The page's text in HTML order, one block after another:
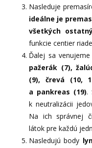
Nasleduje
ideálne je
všetkých
funkcie centier
Ďalej sa
pažerák (7),
(9),črevá (10,
a pankreas (19).
k neutralizácii
Na ich správnej
látok pre každú
Nasledujú body